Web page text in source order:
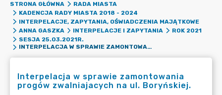
STRONA GŁÓWNA
RADA MIASTA
KADENCJA RADY MIASTA 2018 - 2024
INTERPELACJE, ZAPYTANIA, OŚWIADCZENIA MAJĄTKOWE
ANNA GASZKA
INTERPELACJE I ZAPYTANIA
ROK 2021
SESJA 25.03.2021R.
INTERPELACJA W SPRAWIE ZAMONTOWANIA PROGÓW ZWALNIAJACYCH NA UL. BORYŃSKIEJ.
Interpelacja w sprawie zamontowania
progów zwalniajacych na ul. Boryńskiej.